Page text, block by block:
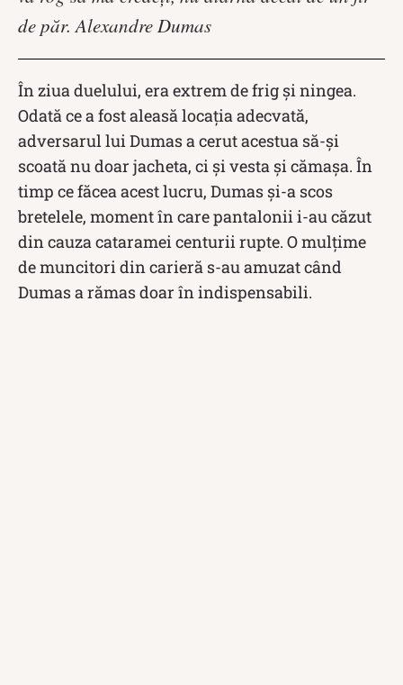
de păr. Alexandre Dumas
În ziua duelului, era extrem de frig și ningea.
Odată ce a fost aleasă locația adecvată,
adversarul lui Dumas a cerut acestua să-și
scoată nu doar jacheta, ci și vesta și cămașa. În
timp ce făcea acest lucru, Dumas și-a scos
bretelele, moment în care pantalonii i-au căzut
din cauza cataramei centurii rupte. O mulțime
de muncitori din carieră s-au amuzat când
Dumas a rămas doar în indispensabili.